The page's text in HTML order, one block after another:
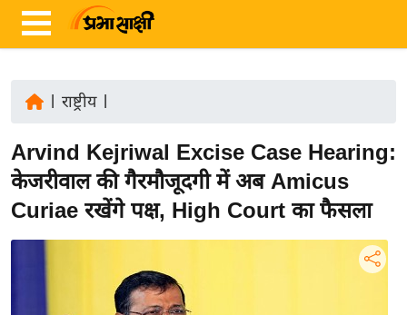
ज़ा
ख
ब
र
राष्ट्रीय|
Arvind Kejriwal Excise Case Hearing:
केजरीवाल की गैरमौजूदगी में अब Amicus
Curiae रखेंगे पक्ष, High Court का फैसला